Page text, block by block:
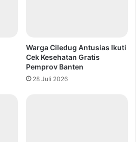
Warga Ciledug Antusias Ikuti
Cek Kesehatan Gratis
Pemprov Banten
28 Juli 2026